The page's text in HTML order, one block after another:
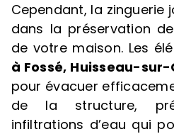
Cependant, la zinguerie
dans la préservation
de votre maison. Les
à Fossé, Huisseau-sur-
pour évacuer
de la structure,
infiltrations d’eau qui